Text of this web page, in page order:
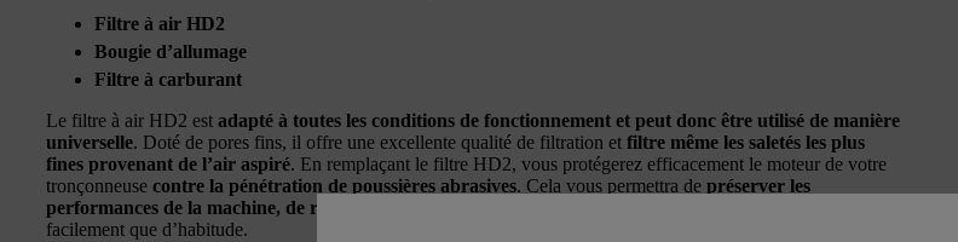
Filtre à air HD2
Bougie d’allumage
Filtre à carburant
Le filtre à air HD2 est adapté à toutes les conditions de fonctionnement et peut donc être utilisé de manière
universelle. Doté de pores fins, il offre une excellente qualité de filtration et filtre même les saletés les plus
fines provenant de l’air aspiré. En remplaçant le filtre HD2, vous protégerez efficacement le moteur de votre
tronçonneuse contre la pénétration de poussières abrasives. Cela vous permettra de préserver les
performances de la machine, de réduire la consommation
facilement que d’habitude.